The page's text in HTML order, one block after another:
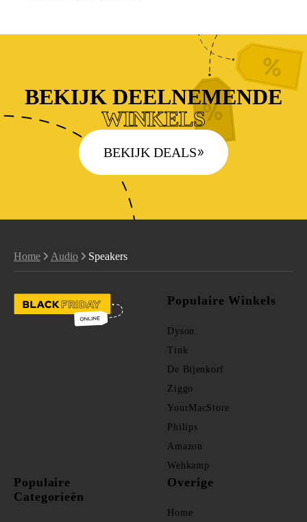
BEKIJK DEELNEMENDE
WINKELS
BEKIJK DEALS
Home Audio Speakers
Populaire Winkels
Dyson
Tink
De Bijenkorf
Ziggo
YourMacStore
Philips
Amazon
Wehkamp
Populaire
Categorieën
Overige
Home